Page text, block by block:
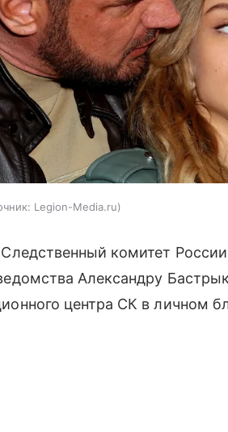
Legion-Media.ru
комитет
Александру
центра СК в личном